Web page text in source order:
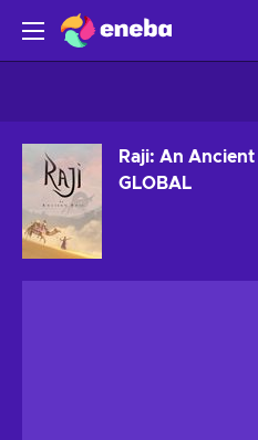
Raji: An
GLOBAL